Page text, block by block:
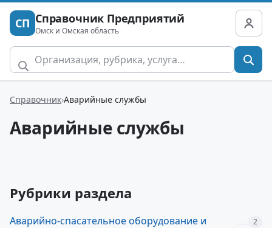
СП Справочник Предприятий
Омск и Омская область
Справочник Аварийные службы
Аварийные службы
Рубрики раздела
Аварийно-спасательное оборудование и
2